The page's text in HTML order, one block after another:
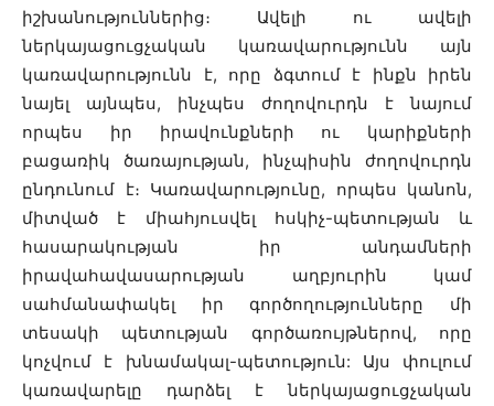
իշխանություններից։ Ավելի ու ավելի
ներկայացուցչական կառավարությունն այն
կառավարությունն է, որը ձգտում է ինքն իրեն
նայել այնպես, ինչպես ժողովուրդն է նայում
որպես իր իրավունքների ու կարիքների
բացառիկ ծառայության, ինչպիսին ժողովուրդն
ընդունում է։ Կառավարությունը, որպես կանոն,
միտված է միահյուսվել հսկիչ-պետության և
հասարակության իր անդամների
իրավահավասարության աղբյուրին կամ
սահմանափակել իր գործողությունները մի
տեսակի պետության գործառույթներով, որը
կոչվում է խնամակալ-պետություն: Այս փուլում
կառավարելը դարձել է ներկայացուցչական